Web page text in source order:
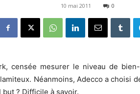
10 mai 2011 0
censée mesurer le niveau de
Néanmoins, Adecco a choisi
? Difficile à savoir.